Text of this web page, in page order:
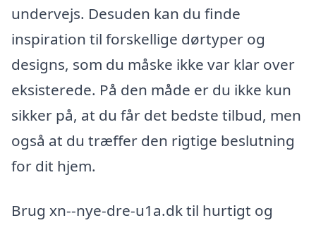
undervejs. Desuden kan du finde
inspiration til forskellige dørtyper og
designs, som du måske ikke var klar over
eksisterede. På den måde er du ikke kun
sikker på, at du får det bedste tilbud, men
også at du træffer den rigtige beslutning
for dit hjem.
Brug xn--nye-dre-u1a.dk til hurtigt og